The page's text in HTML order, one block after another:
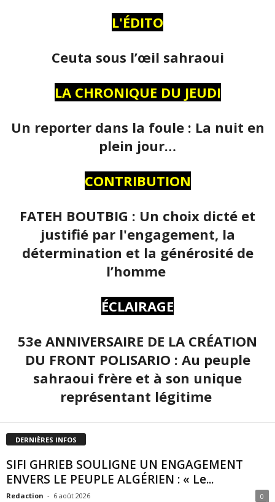
L'ÉDITO
Ceuta sous l’œil sahraoui
LA CHRONIQUE DU JEUDI
Un reporter dans la foule : La nuit en
plein jour…
CONTRIBUTION
FATEH BOUTBIG : Un choix dicté et
justifié par l'engagement, la
détermination et la générosité de
l’homme
ÉCLAIRAGE
53e ANNIVERSAIRE DE LA CRÉATION
DU FRONT POLISARIO : Au peuple
sahraoui frère et à son unique
représentant légitime
DERNIÈRES INFOS
SIFI GHRIEB SOULIGNE UN ENGAGEMENT
ENVERS LE PEUPLE ALGÉRIEN : « Le...
Redaction - 6 août 2026 0